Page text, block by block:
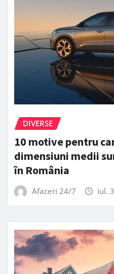
DIVERSE
10 motive pentru
dimensiuni medii
în România
Afaceri 24/7 iul.